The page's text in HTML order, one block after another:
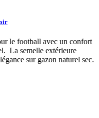
le football avec un confort
La semelle extérieure
sur gazon naturel sec.